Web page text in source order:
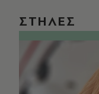
ΣΤΗΛΕΣ